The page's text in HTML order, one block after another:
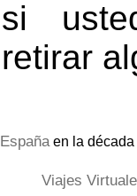
si
retirar
España en la
Viajes